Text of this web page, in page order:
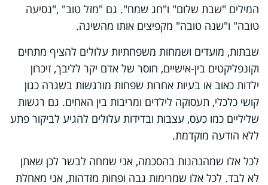
המילים "שבת שלום" ו"חג שמח". גם "מזל טוב" ,"נסיעה
טובה" ו"שנה טובה" מקפיצים אותו מהשינה.
שבתות, מועדים ושמחות משפחתיות עלולים להציף מתחים
וקונפליקטים בין-אישיים, חוסר של אדם יקר לליבך, זיכרון
ילדות כאוב או בעיות אחרות שפחות מורגשות בשגרה כגון
קושי כלכלי, תעסוקה לילדים ומריבות בין האחים. גם רגשות
שליליים כמו כעס, עצבות ובדידות עלולים להגיע לביקור פתע
ללא הודעה מוקדמת.
לכל אלו שמהנהנות בהסכמה, אני שמחה לבשר לכן שאתן
לא לבד. לכל אלו שמרימות גבה ופחות מזדהות, אני מאחלת